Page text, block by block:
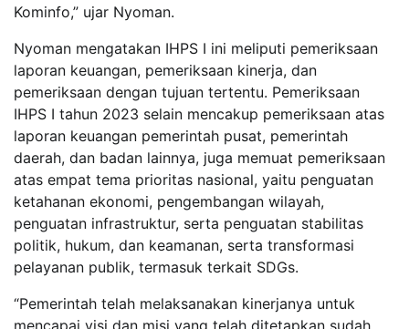
Kominfo,” ujar Nyoman.
Nyoman mengatakan IHPS I ini meliputi pemeriksaan
laporan keuangan, pemeriksaan kinerja, dan
pemeriksaan dengan tujuan tertentu. Pemeriksaan
IHPS I tahun 2023 selain mencakup pemeriksaan atas
laporan keuangan pemerintah pusat, pemerintah
daerah, dan badan lainnya, juga memuat pemeriksaan
atas empat tema prioritas nasional, yaitu penguatan
ketahanan ekonomi, pengembangan wilayah,
penguatan infrastruktur, serta penguatan stabilitas
politik, hukum, dan keamanan, serta transformasi
pelayanan publik, termasuk terkait SDGs.
“Pemerintah telah melaksanakan kinerjanya untuk
mencapai visi dan misi yang telah ditetapkan sudah